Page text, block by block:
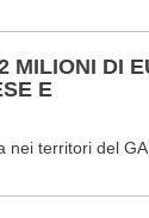
MILIONI DI
E
nei territori del